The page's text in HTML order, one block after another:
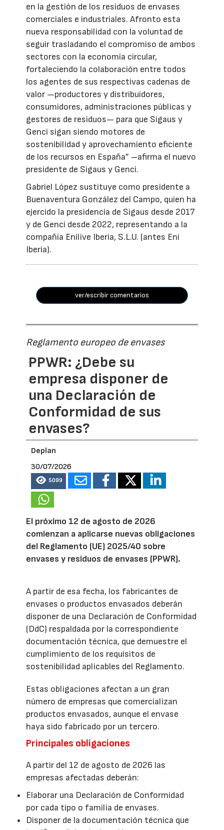
en la gestión de los residuos de envases
comerciales e industriales. Afronto esta
nueva responsabilidad con la voluntad de
seguir trasladando el compromiso de ambos
sectores con la economía circular,
fortaleciendo la colaboración entre todos
los agentes de sus respectivas cadenas de
valor —productores y distribuidores,
consumidores, administraciones públicas y
gestores de residuos— para que Sigaus y
Genci sigan siendo motores de
sostenibilidad y aprovechamiento eficiente
de los recursos en España” –afirma el nuevo
presidente de Sigaus y Genci.
Gabriel López sustituye como presidente a
Buenaventura González del Campo, quien ha
ejercido la presidencia de Sigaus desde 2017
y de Genci desde 2022, representando a la
compañía Enilive Iberia, S.L.U. (antes Eni
Iberia).
ver/escribir comentarios
Reglamento europeo de envases
PPWR: ¿Debe su
empresa disponer de
una Declaración de
Conformidad de sus
envases?
Deplan
30/07/2026
5099
El próximo 12 de agosto de 2026
comienzan a aplicarse nuevas obligaciones
del Reglamento (UE) 2025/40 sobre
envases y residuos de envases (PPWR).
A partir de esa fecha, los fabricantes de
envases o productos envasados deberán
disponer de una Declaración de Conformidad
(DdC) respaldada por la correspondiente
documentación técnica, que demuestre el
cumplimiento de los requisitos de
sostenibilidad aplicables del Reglamento.
Estas obligaciones afectan a un gran
número de empresas que comercializan
productos envasados, aunque el envase
haya sido fabricado por un tercero.
Principales obligaciones
A partir del 12 de agosto de 2026 las
empresas afectadas deberán:
Elaborar una Declaración de Conformidad
por cada tipo o familia de envases.
Disponer de la documentación técnica que